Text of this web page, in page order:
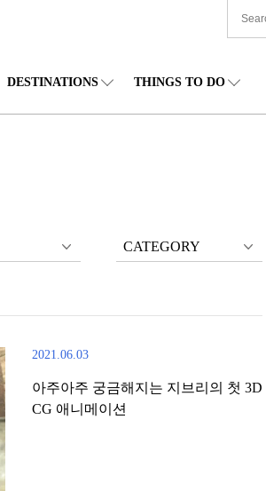
DESTINATIONS THINGS TO DO
CATEGORY
2021.06.03
아주아주 궁금해지는 지브리의 첫 3D
CG 애니메이션